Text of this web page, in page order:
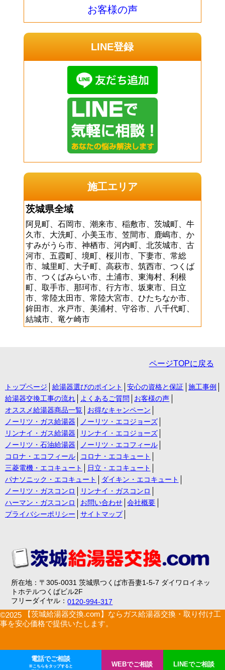
お客様の声
LINE登録
施工エリア
茨城県全域
阿見町、石岡市、潮来市、稲敷市、茨城町、牛
久市、大洗町、小美玉市、笠間市、鹿嶋市、か
すみがうら市、神栖市、河内町、北茨城市、古
河市、五霞町、境町、桜川市、下妻市、常総
市、城里町、大子町、高萩市、筑西市、つくば
市、つくばみらい市、土浦市、東海村、利根
町、取手市、那珂市、行方市、坂東市、日立
市、常陸太田市、常陸大宮市、ひたちなか市、
鉾田市、水戸市、美浦村、守谷市、八千代町、
結城市、竜ケ崎市
ページTOPに戻る
トップページ 給湯器選びのポイント 安心の資格と保証
施工事例
給湯器交換工事の流れ
よくあるご質問
お客様の声
オススメ給湯器商品一覧
お得なキャンペーン
ノーリツ・ガス給湯器
ノーリツ・エコジョーズ
リンナイ・ガス給湯器
リンナイ・エコジョーズ
ノーリツ・石油給湯器
ノーリツ・エコフィール
コロナ・エコフィール
コロナ・エコキュート
三菱電機・エコキュート
日立・エコキュート
パナソニック・エコキュート
ダイキン・エコキュート
ノーリツ・ガスコンロ
リンナイ・ガスコンロ
ハーマン・ガスコンロ
お問い合わせ
会社概要
プライバシーポリシー
サイトマップ
所在地：〒305-0031 茨城県つくば市吾妻1-5-7 ダイワロイネッ
トホテルつくばビル2F
フリーダイヤル：0120-994-317
©2025
【茨城給湯器交換.com】ならガス給湯器交換・取り付け工
事を安心価格で提供いたします。
電話でご相談
※こちらをタップすると
WEBでご相談 LINEでご相談